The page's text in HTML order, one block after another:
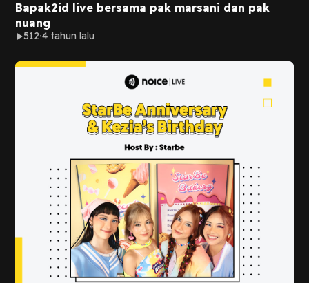
Bapak2id live bersama pak marsani dan pak
nuang
512 4 tahun lalu